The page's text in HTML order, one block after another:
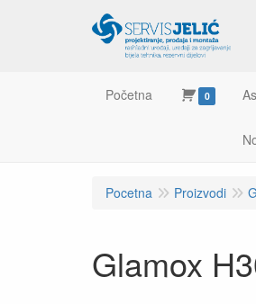
Početna 0
Pocetna Proizvodi
Glamox